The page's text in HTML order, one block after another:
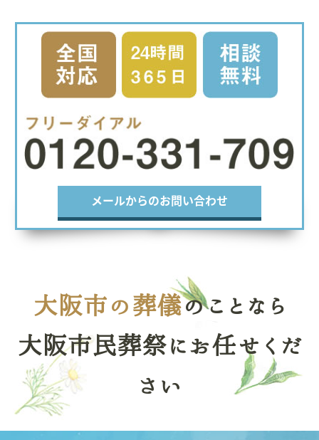
メールからのお問い合わせ
大阪市の葬儀のことなら
大阪市民葬祭にお任せくだ
さい